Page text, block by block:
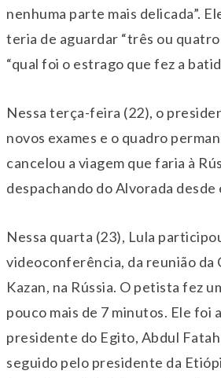
nenhuma parte mais delicada”.
teria de aguardar “três ou quatro
“qual foi o estrago que fez a
Nessa terça-feira (22), o
novos exames e o quadro
cancelou a viagem que faria à
despachando do Alvorada desde
Nessa quarta (23), Lula
videoconferência, da reunião da
Kazan, na Rússia. O petista fez
pouco mais de 7 minutos. Ele foi
presidente do Egito, Abdul Fatah
seguido pelo presidente da